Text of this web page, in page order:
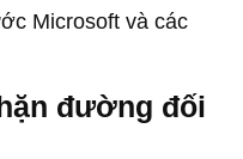
Microsoft và các
đường đối